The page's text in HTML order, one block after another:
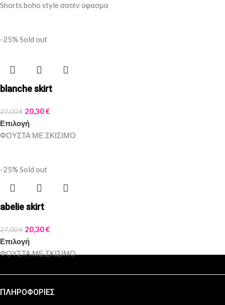
Shorts boho style σατέν ύφασμα
-25% Sold out
blanche skirt
27,00€ 20,30€
Επιλογή
ΦΟΥΣΤΑ ΜΕ ΣΚΙΣΙΜΟ
-25% Sold out
abelie skirt
27,00€ 20,30€
Επιλογή
ΦΟΥΣΤΑ ΜΕ ΣΚΙΣΙΜΟ
ΠΛΗΡΟΦΟΡΙΕΣ